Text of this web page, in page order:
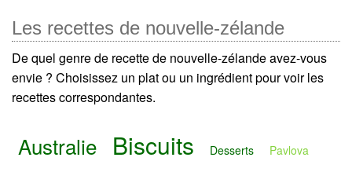
Les recettes de nouvelle-zélande
De quel genre de recette de nouvelle-zélande avez-vous
envie ? Choisissez un plat ou un ingrédient pour voir les
recettes correspondantes.
Australie Biscuits Desserts Pavlova